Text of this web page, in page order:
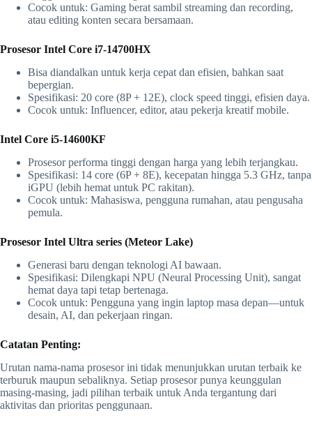
Cocok untuk: Gaming berat sambil streaming dan recording,
atau editing konten secara bersamaan.
Prosesor Intel Core i7-14700HX
Bisa diandalkan untuk kerja cepat dan efisien, bahkan saat
bepergian.
Spesifikasi: 20 core (8P + 12E), clock speed tinggi, efisien daya.
Cocok untuk: Influencer, editor, atau pekerja kreatif mobile.
Intel Core i5-14600KF
Prosesor performa tinggi dengan harga yang lebih terjangkau.
Spesifikasi: 14 core (6P + 8E), kecepatan hingga 5.3 GHz, tanpa
iGPU (lebih hemat untuk PC rakitan).
Cocok untuk: Mahasiswa, pengguna rumahan, atau pengusaha
pemula.
Prosesor Intel Ultra series (Meteor Lake)
Generasi baru dengan teknologi AI bawaan.
Spesifikasi: Dilengkapi NPU (Neural Processing Unit), sangat
hemat daya tapi tetap bertenaga.
Cocok untuk: Pengguna yang ingin laptop masa depan—untuk
desain, AI, dan pekerjaan ringan.
Catatan Penting:
Urutan nama-nama prosesor ini tidak menunjukkan urutan terbaik ke
terburuk maupun sebaliknya. Setiap prosesor punya keunggulan
masing-masing, jadi pilihan terbaik untuk Anda tergantung dari
aktivitas dan prioritas penggunaan.